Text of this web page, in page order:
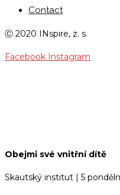
Contact
Ⓒ 2020 INspire, z. s.
Facebook Instagram
Obejmi své vnitřní dítě
Skautský institut | 5